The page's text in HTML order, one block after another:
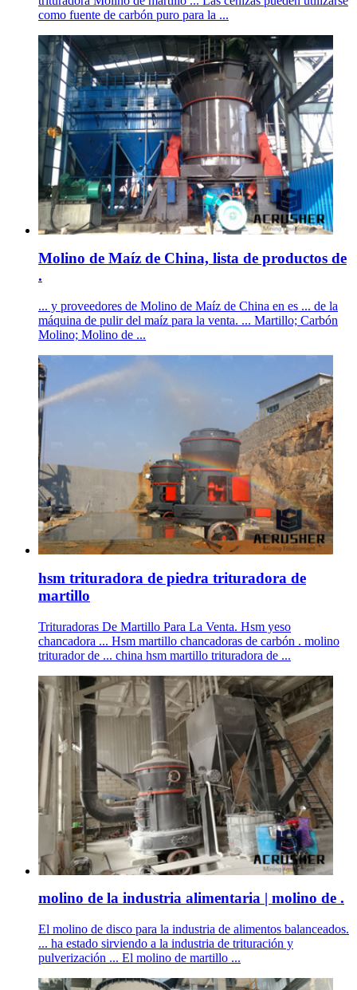
como fuente de carbón puro para la ...
Molino de Maíz de China, lista de productos de
.
... y proveedores de Molino de Maíz de China en es ... de la
máquina de pulir del maíz para la venta. ... Martillo; Carbón
Molino; Molino de ...
hsm trituradora de piedra trituradora de
martillo
Trituradoras De Martillo Para La Venta. Hsm yeso
chancadora ... Hsm martillo chancadoras de carbón . molino
triturador de ... china hsm martillo trituradora de ...
molino de la industria alimentaria | molino de .
El molino de disco para la industria de alimentos balanceados.
... ha estado sirviendo a la industria de trituración y
pulverización ... El molino de martillo ...